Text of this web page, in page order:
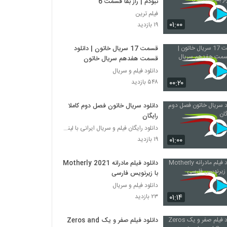
۰۱:۰۰
فیلم ترین
۱۹ بازدید
۰۰:۲۰
قسمت 17 سریال خاتون | دانلود
قسمت هفدهم سریال خاتون
دانلود فیلم و سریال
۵۴۸ بازدید
۰۱:۰۰
دانلود سریال خاتون فصل دوم کاملا
رایگان
دانلود رایگان فیلم و سریال ایرانی با لینک مستقیم
۱۹ بازدید
۰۱:۱۴
دانلود فیلم مادرانه Motherly 2021
با زیرنویس فارسی
دانلود فیلم و سریال
۲۳ بازدید
دانلود فیلم صفر و یک Zeros and